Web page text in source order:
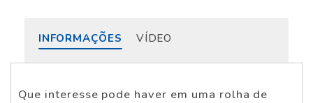
INFORMAÇÕES VÍDEO
Que interesse pode haver em uma rolha de